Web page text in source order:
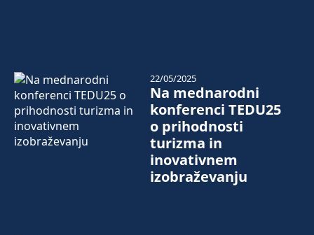
Na mednarodni
konferenci TEDU25
o prihodnosti
turizma in
inovativnem
izobraževanju
22/05/2025